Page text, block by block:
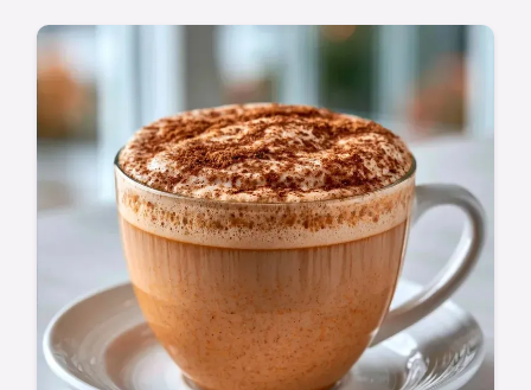
préparation. Cette Recette Du Parisbrest
convient aux passionnés de pâtisserie
classique et gourmande.